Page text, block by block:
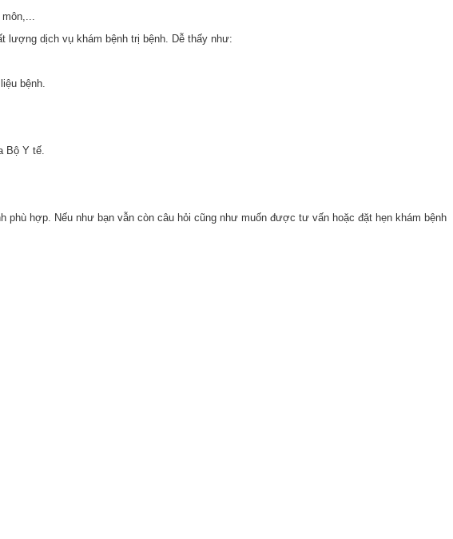
lượng dịch vụ khám bệnh trị bệnh. Dễ thấy như:
bệnh.
Bộ Y tế.
phù hợp. Nếu như bạn vẫn còn câu hỏi cũng như muốn được tư vấn hoặc đặt hẹn khám bệnh